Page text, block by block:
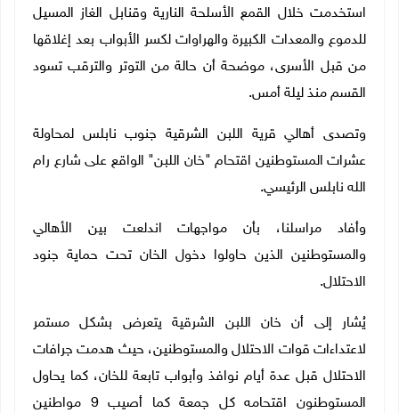
استخدمت خلال القمع الأسلحة النارية وقنابل الغاز المسيل
للدموع والمعدات الكبيرة والهراوات لكسر الأبواب بعد إغلاقها
من قبل الأسرى، موضحة أن حالة من التوتر والترقب تسود
القسم منذ ليلة أمس.
وتصدى أهالي قرية اللبن الشرقية جنوب نابلس لمحاولة
عشرات المستوطنين اقتحام "خان اللبن" الواقع على شارع رام
الله نابلس الرئيسي.
وأفاد مراسلنا، بأن مواجهات اندلعت بين الأهالي
والمستوطنين الذين حاولوا دخول الخان تحت حماية جنود
الاحتلال.
يُشار إلى أن خان اللبن الشرقية يتعرض بشكل مستمر
لاعتداءات قوات الاحتلال والمستوطنين، حيث هدمت جرافات
الاحتلال قبل عدة أيام نوافذ وأبواب تابعة للخان، كما يحاول
المستوطنون اقتحامه كل جمعة كما أصيب 9 مواطنين